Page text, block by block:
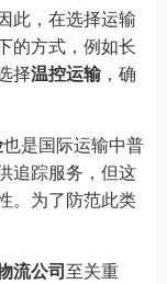
此，在选择运输
的方式，例如长
择温控运输，确
也是国际运输中普
追踪服务，但这
。为了防范此类
流公司至关重